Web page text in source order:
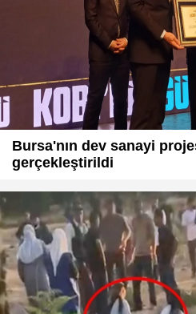
Bursa'nın dev sanayi
gerçekleştirildi